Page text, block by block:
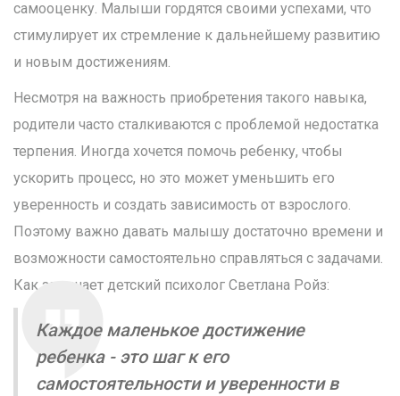
самооценку. Малыши гордятся своими успехами, что
стимулирует их стремление к дальнейшему развитию
и новым достижениям.
Несмотря на важность приобретения такого навыка,
родители часто сталкиваются с проблемой недостатка
терпения. Иногда хочется помочь ребенку, чтобы
ускорить процесс, но это может уменьшить его
уверенность и создать зависимость от взрослого.
Поэтому важно давать малышу достаточно времени и
возможности самостоятельно справляться с задачами.
Как замечает детский психолог Светлана Ройз:
Каждое маленькое достижение
ребенка - это шаг к его
самостоятельности и уверенности в